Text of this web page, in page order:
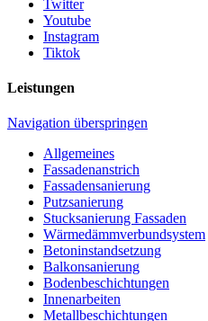
Twitter
Youtube
Instagram
Tiktok
Leistungen
Navigation überspringen
Allgemeines
Fassadenanstrich
Fassadensanierung
Putzsanierung
Stucksanierung Fassaden
Wärmedämmverbundsystem
Betoninstandsetzung
Balkonsanierung
Bodenbeschichtungen
Innenarbeiten
Metallbeschichtungen